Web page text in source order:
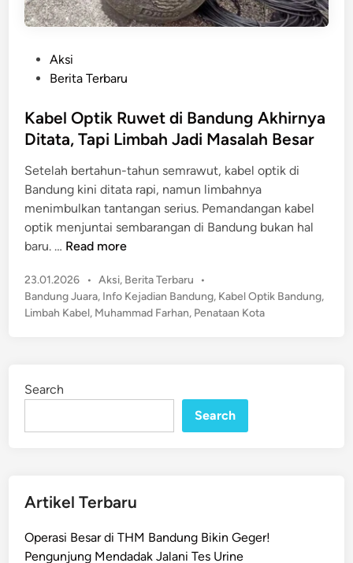
t
e
i
n
Aksi
Berita Terbaru
Kabel Optik Ruwet di Bandung Akhirnya
Ditata, Tapi Limbah Jadi Masalah Besar
Setelah bertahun-tahun semrawut, kabel optik di
Bandung kini ditata rapi, namun limbahnya
menimbulkan tantangan serius. Pemandangan kabel
optik menjuntai sembarangan di Bandung bukan hal
baru. … K
b
e
l
i
R
t
d
Read more
23.01.2026 • P
o
s
Aksi, Berita Terbaru
•
Bandung Juara, Info Kejadian Bandung, Kabel Optik Bandung,
Limbah Kabel, Muhammad Farhan, Penataan Kota
Search
Search
Artikel Terbaru
Operasi Besar di THM Bandung Bikin Geger!
Pengunjung Mendadak Jalani Tes Urine